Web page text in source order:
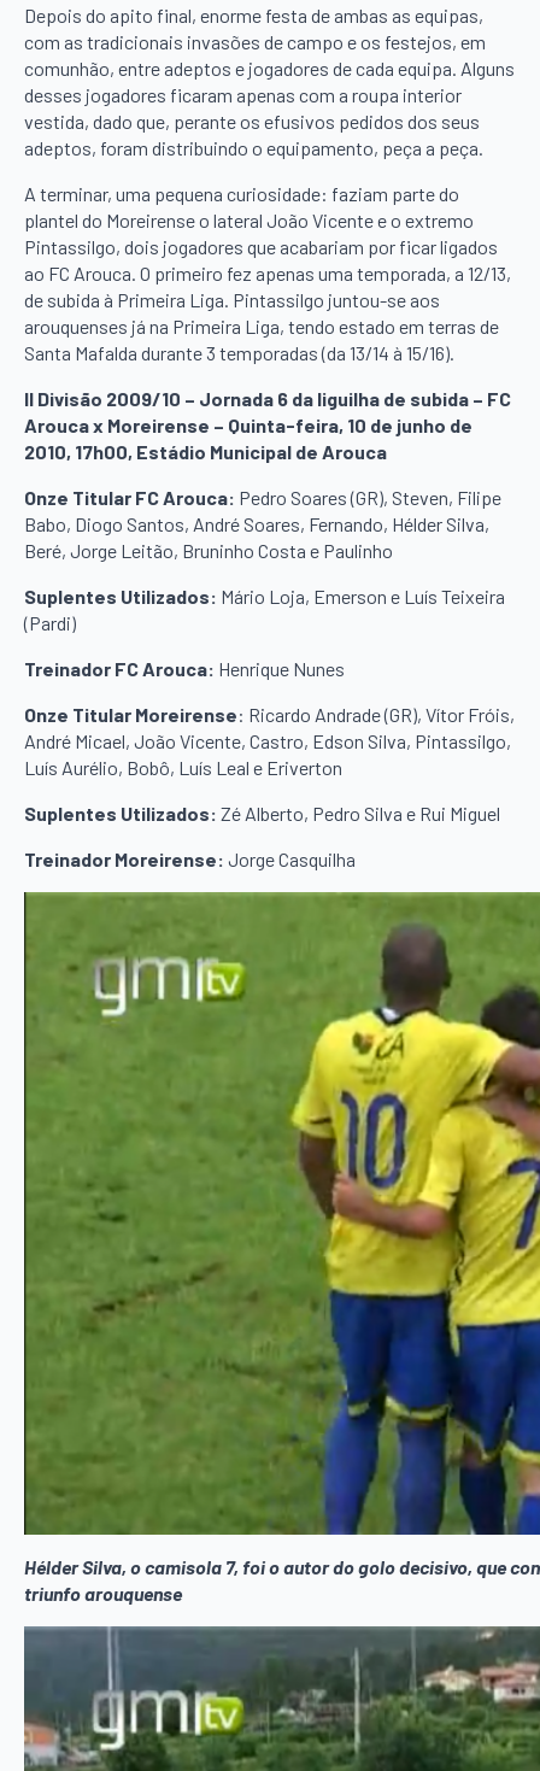
Depois do apito final, enorme festa de ambas as equipas,
com as tradicionais invasões de campo e os festejos, em
comunhão, entre adeptos e jogadores de cada equipa. Alguns
desses jogadores ficaram apenas com a roupa interior
vestida, dado que, perante os efusivos pedidos dos seus
adeptos, foram distribuindo o equipamento, peça a peça.
A terminar, uma pequena curiosidade: faziam parte do
plantel do Moreirense o lateral João Vicente e o extremo
Pintassilgo, dois jogadores que acabariam por ficar ligados
ao FC Arouca. O primeiro fez apenas uma temporada, a 12/13,
de subida à Primeira Liga. Pintassilgo juntou-se aos
arouquenses já na Primeira Liga, tendo estado em terras de
Santa Mafalda durante 3 temporadas (da 13/14 à 15/16).
II Divisão 2009/10 – Jornada 6 da liguilha de subida – FC
Arouca x Moreirense – Quinta-feira, 10 de junho de
2010, 17h00, Estádio Municipal de Arouca
Onze Titular FC Arouca: Pedro Soares (GR), Steven, Filipe
Babo, Diogo Santos, André Soares, Fernando, Hélder Silva,
Beré, Jorge Leitão, Bruninho Costa e Paulinho
Suplentes Utilizados: Mário Loja, Emerson e Luís Teixeira
(Pardi)
Treinador FC Arouca: Henrique Nunes
Onze Titular Moreirense: Ricardo Andrade (GR), Vítor Fróis,
André Micael, João Vicente, Castro, Edson Silva, Pintassilgo,
Luís Aurélio, Bobô, Luís Leal e Eriverton
Suplentes Utilizados: Zé Alberto, Pedro Silva e Rui Miguel
Treinador Moreirense: Jorge Casquilha
Hélder Silva, o camisola 7, foi o autor do golo decisivo, que
triunfo arouquense